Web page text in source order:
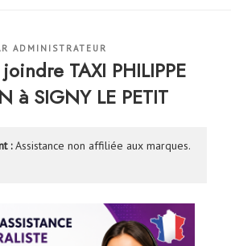
ADMINISTRATEUR
TAXI PHILIPPE
à SIGNY LE PETIT
:Assistance non affiliée aux marques.